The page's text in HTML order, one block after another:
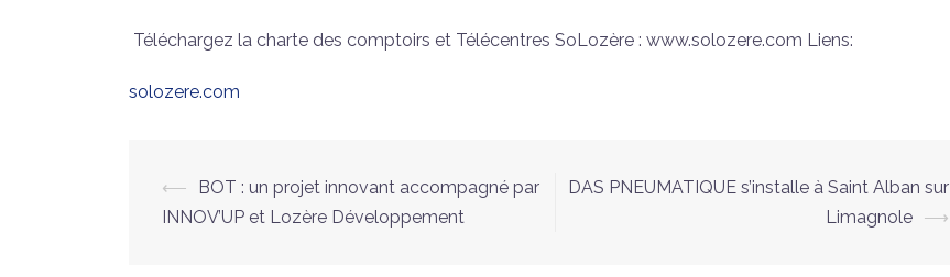
Téléchargez la charte des comptoirs et Télécentres SoLozère : www.solozere.com Liens:
solozere.com
Navigation
⟵
BOT : un projet innovant accompagné par
INNOV’UP et Lozère Développement
DAS PNEUMATIQUE s’installe à Saint Alban sur
Limagnole ⟶